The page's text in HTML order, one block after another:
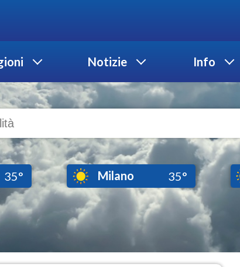
Notizie Info
35° Milano 35°